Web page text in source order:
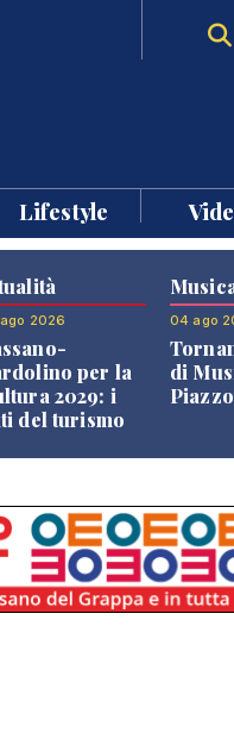
Lifestyle
2026
per la
2029: i
del turismo
04 ago
di